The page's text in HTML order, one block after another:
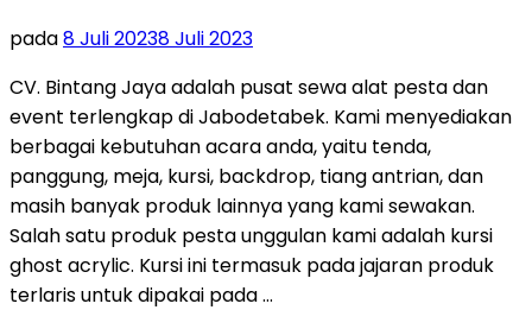
pada8 Juli 20238 Juli 2023
CV. Bintang Jaya adalah pusat sewa alat pesta dan
event terlengkap di Jabodetabek. Kami menyediakan
berbagai kebutuhan acara anda, yaitu tenda,
panggung, meja, kursi, backdrop, tiang antrian, dan
masih banyak produk lainnya yang kami sewakan.
Salah satu produk pesta unggulan kami adalah kursi
ghost acrylic. Kursi ini termasuk pada jajaran produk
terlaris untuk dipakai pada …